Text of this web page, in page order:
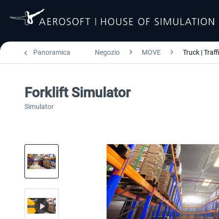
Panoramica Negozio MOVE Truck |
Forklift Simulator
Simulator